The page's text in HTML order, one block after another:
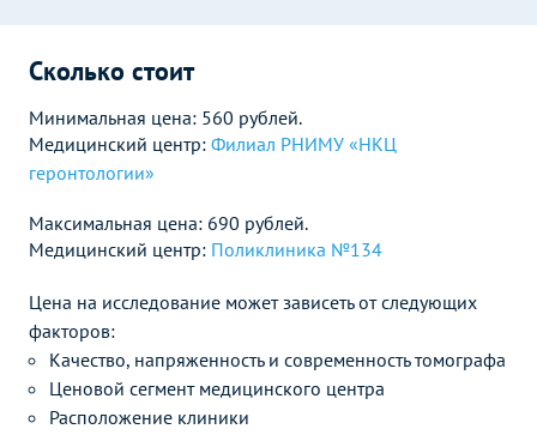
Сколько стоит
Минимальная цена: 560 рублей.
Медицинский центр: Филиал РНИМУ «НКЦ
геронтологии»
Максимальная цена: 690 рублей.
Медицинский центр: Поликлиника №134
Цена на исследование может зависеть от следующих
факторов:
Качество, напряженность и современность томографа
Ценовой сегмент медицинского центра
Расположение клиники